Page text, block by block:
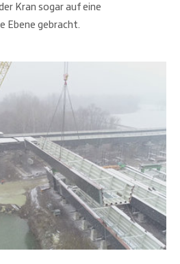
Kran sogar auf eine
Ebene gebracht.